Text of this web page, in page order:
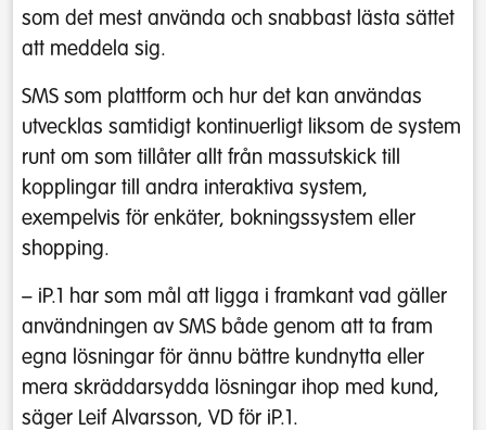
som det mest använda och snabbast lästa sättet
att meddela sig.
SMS som plattform och hur det kan användas
utvecklas samtidigt kontinuerligt liksom de system
runt om som tillåter allt från massutskick till
kopplingar till andra interaktiva system,
exempelvis för enkäter, bokningssystem eller
shopping.
– iP.1 har som mål att ligga i framkant vad gäller
användningen av SMS både genom att ta fram
egna lösningar för ännu bättre kundnytta eller
mera skräddarsydda lösningar ihop med kund,
säger Leif Alvarsson, VD för iP.1.